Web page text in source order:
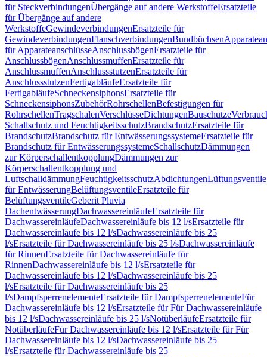
für SteckverbindungenÜbergänge auf andere WerkstoffeErsatzteile
für Übergänge auf andere
WerkstoffeGewindeverbindungenErsatzteile für
GewindeverbindungenFlanschverbindungenBundbüchsen
für ApparateanschlüsseAnschlussbögenErsatzteile für
AnschlussbögenAnschlussmuffenErsatzteile für
AnschlussmuffenAnschlussstutzenErsatzteile für
AnschlussstutzenFertigabläufeErsatzteile für
FertigabläufeSchneckensiphonsErsatzteile für
SchneckensiphonsZubehörRohrschellenBefestigungen für
RohrschellenTragschalenVerschlüsseDichtungenBauschutze
Schallschutz und FeuchtigkeitsschutzBrandschutzErsatzteile für
BrandschutzBrandschutz für EntwässerungssystemeErsatzteile für
Brandschutz für EntwässerungssystemeSchallschutzDämmungen
zur KörperschallentkopplungDämmungen zur
Körperschallentkopplung und
LuftschalldämmungFeuchtigkeitsschutzAbdichtungenLüftungsventile
für EntwässerungBelüftungsventileErsatzteile für
BelüftungsventileGeberit Pluvia
DachentwässerungDachwassereinläufeErsatzteile für
DachwassereinläufeDachwassereinläufe bis 12 l/sErsatzteile für
Dachwassereinläufe bis 12 l/sDachwassereinläufe bis 25
l/sErsatzteile für Dachwassereinläufe bis 25 l/sDachwassereinläufe
für RinnenErsatzteile für Dachwassereinläufe für
RinnenDachwassereinläufe bis 12 l/sErsatzteile für
Dachwassereinläufe bis 12 l/sDachwassereinläufe bis 25
l/sErsatzteile für Dachwassereinläufe bis 25
l/sDampfsperrenelementeErsatzteile für DampfsperrenelementeFür
Dachwassereinläufe bis 12 l/sErsatzteile für Für Dachwassereinläufe
bis 12 l/sDachwassereinläufe bis 25 l/sNotüberläufeErsatzteile für
NotüberläufeFür Dachwassereinläufe bis 12 l/sErsatzteile für Für
Dachwassereinläufe bis 12 l/sDachwassereinläufe bis 25
l/sErsatzteile für Dachwassereinläufe bis 25